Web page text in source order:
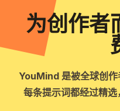
为创作者
YouMind 是被全球创
每条提示词都经过精选